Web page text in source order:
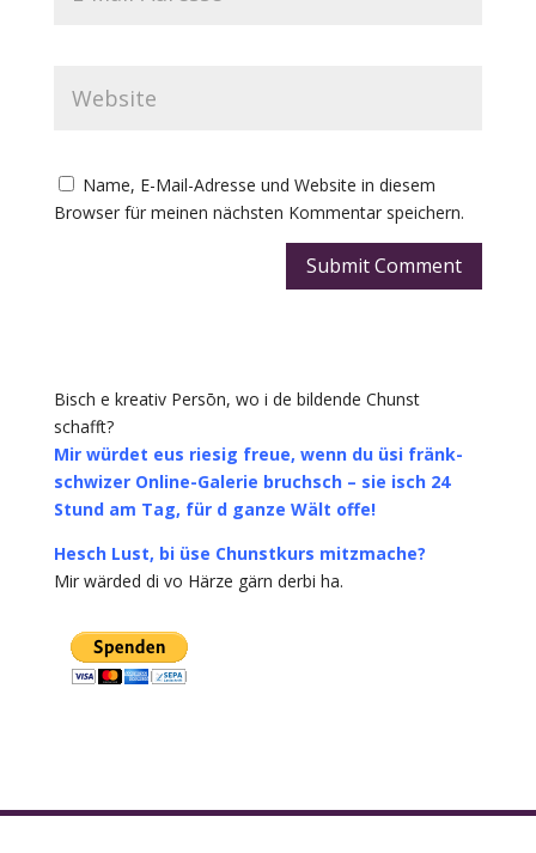
Name, E-Mail-Adresse und Website in diesem
Browser für meinen nächsten Kommentar speichern.
Submit Comment
Bisch e kreativ Persōn, wo i de bildende Chunst
schafft?
Mir würdet eus riesig freue, wenn du üsi fränk-
schwizer Online-Galerie bruchsch – sie isch 24
Stund am Tag, für d ganze Wält offe!
Hesch Lust, bi üse Chunstkurs mitzmache?
Mir wärded di vo Härze gärn derbi ha.